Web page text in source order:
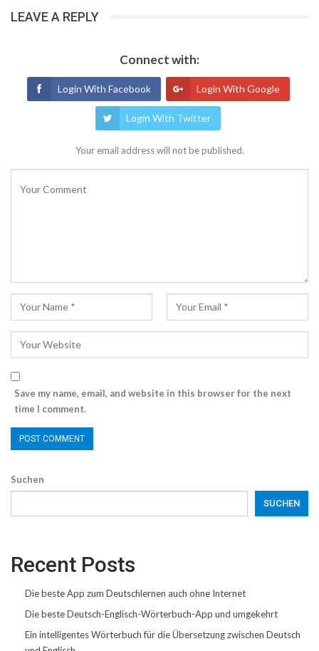
LEAVE A REPLY
Connect with:
Login With Facebook Login With Google
Login With Twitter
Your email address will not be published.
Save my name, email, and website in this browser for the next
time I comment.
Suchen
SUCHEN
Recent Posts
Die beste App zum Deutschlernen auch ohne Internet
Die beste Deutsch-Englisch-Wörterbuch-App und umgekehrt
Ein intelligentes Wörterbuch für die Übersetzung zwischen Deutsch